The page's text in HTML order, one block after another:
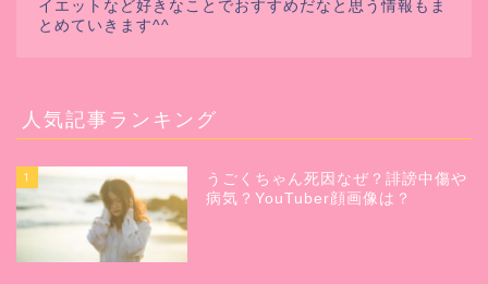
イエットなど好きなことでおすすめだなと思う情報もま
とめていきます^^
人気記事ランキング
1
うごくちゃん死因なぜ？誹謗中傷や
病気？YouTuber顔画像は？